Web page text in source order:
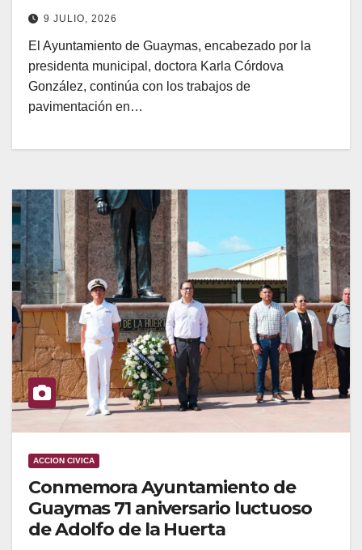
9 JULIO, 2026
El Ayuntamiento de Guaymas, encabezado por la
presidenta municipal, doctora Karla Córdova
González, continúa con los trabajos de
pavimentación en…
ACCION CIVICA
Conmemora Ayuntamiento de
Guaymas 71 aniversario luctuoso
de Adolfo de la Huerta